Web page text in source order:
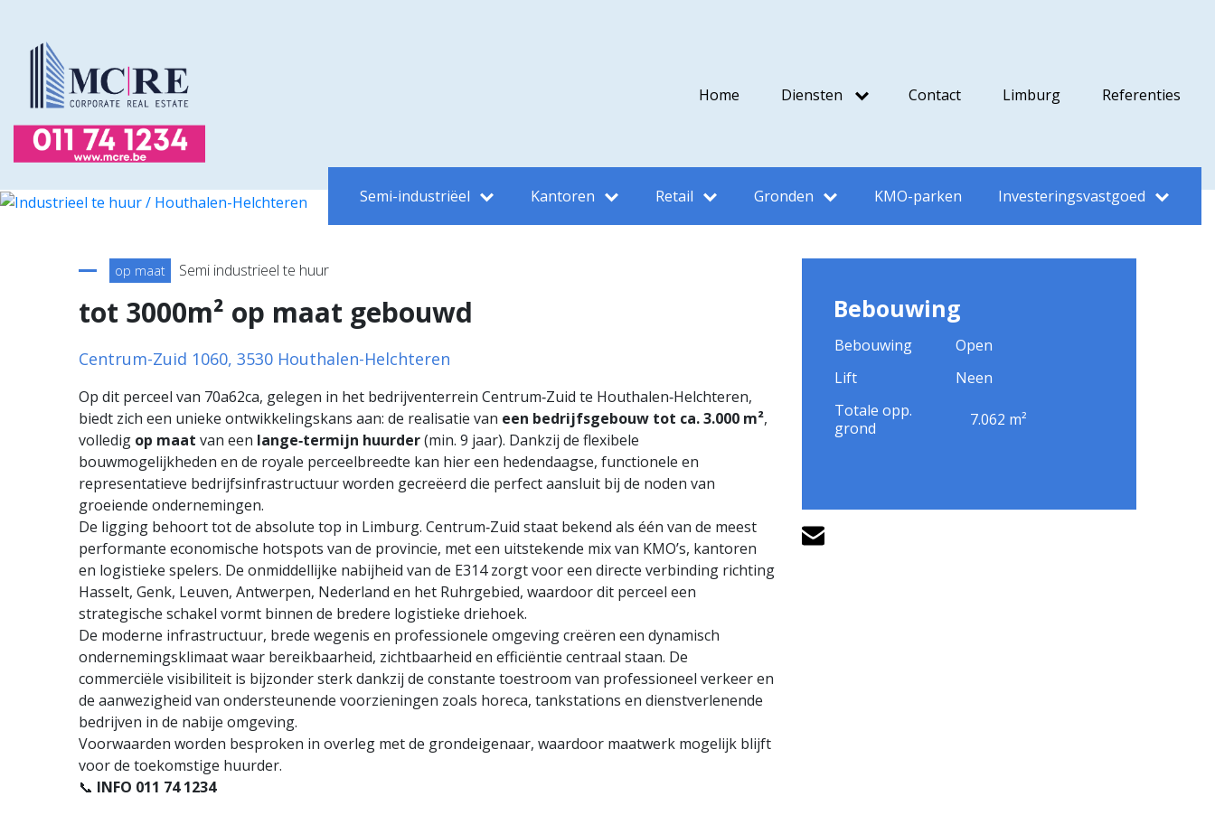
Home Diensten Contact Limburg Referenties
Semi-industriëel Kantoren Retail Gronden KMO-parken Investeringsvastgoed
Terug naar overzicht
op maat Semi industrieel te huur
tot 3000m² op maat gebouwd
Centrum-Zuid 1060, 3530 Houthalen-Helchteren
Op dit perceel van 70a62ca, gelegen in het bedrijventerrein Centrum‑Zuid te Houthalen‑Helchteren,
biedt zich een unieke ontwikkelingskans aan: de realisatie van een bedrijfsgebouw tot ca. 3.000 m²,
volledig op maat van een lange‑termijn huurder(min. 9 jaar). Dankzij de flexibele
bouwmogelijkheden en de royale perceelbreedte kan hier een hedendaagse, functionele en
representatieve bedrijfsinfrastructuur worden gecreëerd die perfect aansluit bij de noden van
groeiende ondernemingen.
De ligging behoort tot de absolute top in Limburg. Centrum‑Zuid staat bekend als één van de meest
performante economische hotspots van de provincie, met een uitstekende mix van KMO’s, kantoren
en logistieke spelers. De onmiddellijke nabijheid van de E314 zorgt voor een directe verbinding richting
Hasselt, Genk, Leuven, Antwerpen, Nederland en het Ruhrgebied, waardoor dit perceel een
strategische schakel vormt binnen de bredere logistieke driehoek.
De moderne infrastructuur, brede wegenis en professionele omgeving creëren een dynamisch
ondernemingsklimaat waar bereikbaarheid, zichtbaarheid en efficiëntie centraal staan. De
commerciële visibiliteit is bijzonder sterk dankzij de constante toestroom van professioneel verkeer en
de aanwezigheid van ondersteunende voorzieningen zoals horeca, tankstations en dienstverlenende
bedrijven in de nabije omgeving.
Voorwaarden worden besproken in overleg met de grondeigenaar, waardoor maatwerk mogelijk blijft
voor de toekomstige huurder.
📞 INFO 011 74 1234
Bebouwing
Bebouwing
Open
Lift
Neen
Totale opp.
grond
7.062 m²